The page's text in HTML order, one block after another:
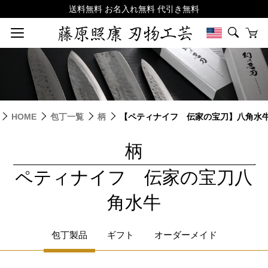
HOME 包丁一覧 柄 【ペティナイフ 伝家の宝刀】八角水
柄
ペティナイフ 伝家の宝刀八
角水牛
包丁製品 ギフト オーダーメイド